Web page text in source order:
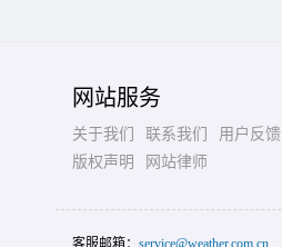
网站服务
关于我们 联系我们
用户反馈
版权声明
网站律师
客服邮箱： service@weather.com.cn